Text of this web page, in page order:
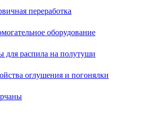
переработка
оборудование
для распила на полутуши
оглушения и погонялки